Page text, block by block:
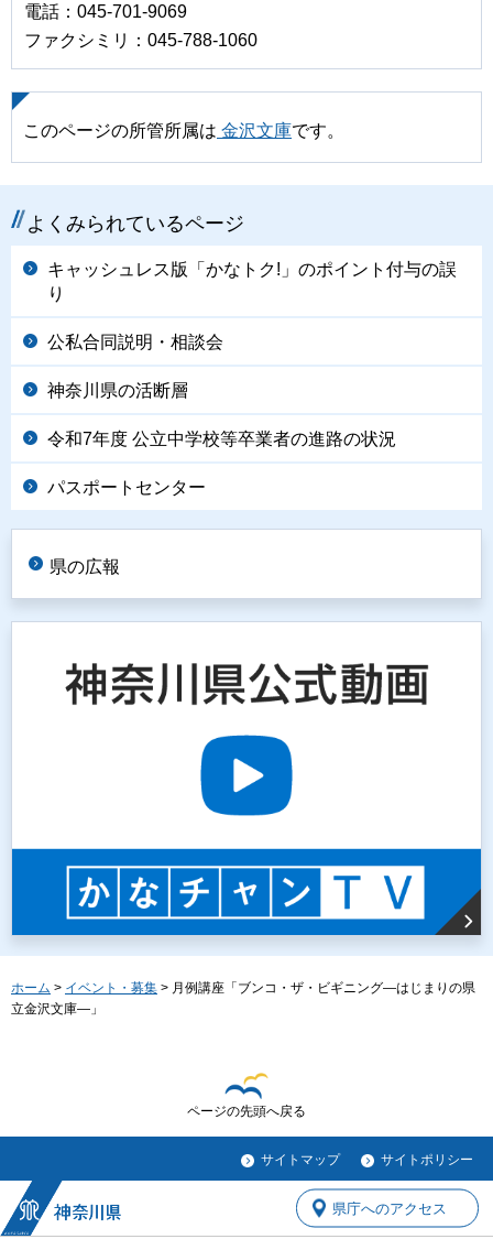
電話：045-701-9069
ファクシミリ：045-788-1060
このページの所管所属は 金沢文庫です。
よくみられているページ
キャッシュレス版「かなトク!」のポイント付与の誤
り
公私合同説明・相談会
神奈川県の活断層
令和7年度 公立中学校等卒業者の進路の状況
パスポートセンター
県の広報
ホーム > イベント・募集 > 月例講座「ブンコ・ザ・ビギニング―はじまりの県
立金沢文庫―」
ページの先頭へ戻る
サイトマップ サイトポリシー
県庁へのアクセス